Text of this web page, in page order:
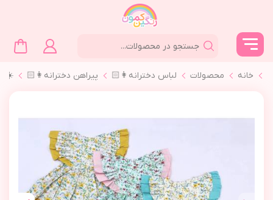
خانه محصولات لباس دخترانه👩🏻 پیراهن دخترانه👩🏻